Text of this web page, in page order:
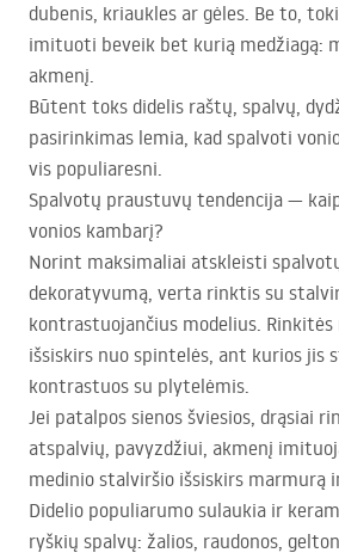
dubenis, kriaukles ar gėles. Be to,
imituoti beveik bet kurią medžiagą:
akmenį.
Būtent toks didelis raštų, spalvų,
pasirinkimas lemia, kad spalvoti
vis populiaresni.
Spalvotų praustuvų tendencija —
vonios kambarį?
Norint maksimaliai atskleisti
dekoratyvumą, verta rinktis su
kontrastuojančius modelius. Rinkitės
išsiskirs nuo spintelės, ant kurios jis
kontrastuos su plytelėmis.
Jei patalpos sienos šviesios, drąsiai
atspalvių, pavyzdžiui, akmenį
medinio stalviršio išsiskirs marmurą
Didelio populiarumo sulaukia ir
ryškių spalvų: žalios, raudonos,